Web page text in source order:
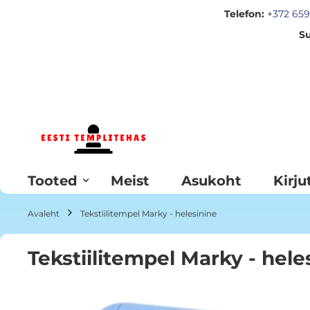
Telefon: +372
Tooted Meist Asukoht
Avaleht Tekstiilitempel Marky - helesinine
Tekstiilitempel Marky -